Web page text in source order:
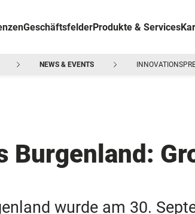
GeschäftsfelderProdukte & Services
NEWS & EVENTS
Burgenland:
wurde am 30.